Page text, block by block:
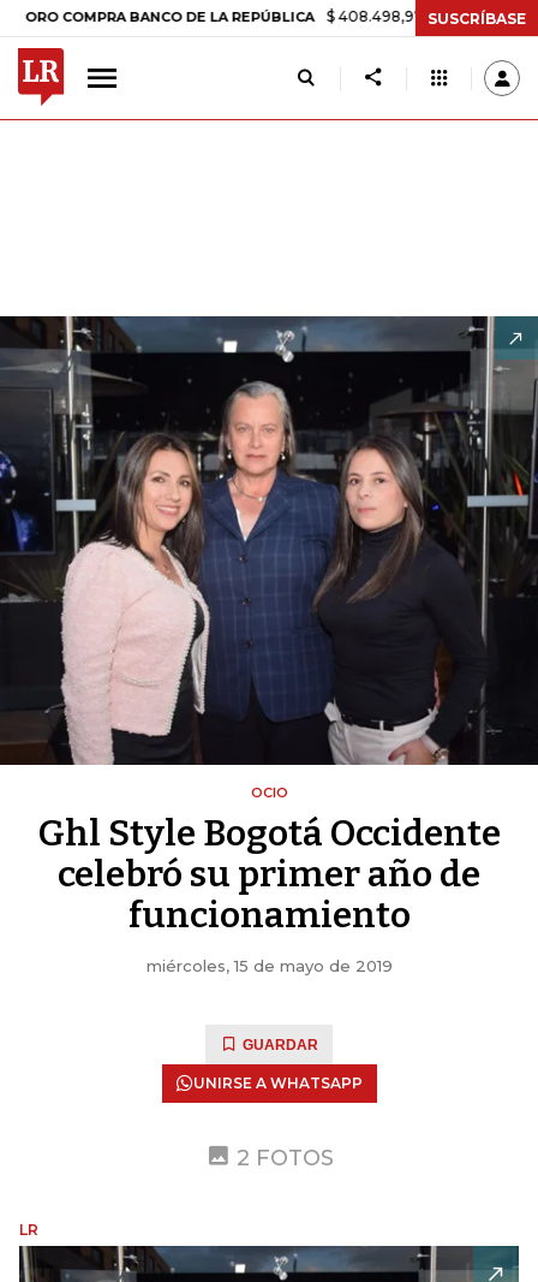
BANCO DE LA REPÚBLICA $ 408.498,97 +$ 8.753,81 +2,19%
SUSCRÍBASE
OCIO
Ghl Style Bogotá Occidente
celebró su primer año de
funcionamiento
miércoles, 15 de mayo de 2019
GUARDAR
UNIRSE A WHATSAPP
2 FOTOS
LR